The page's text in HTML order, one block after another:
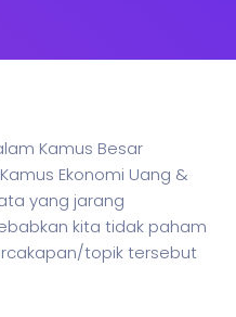
Kamus Besar
Ekonomi Uang &
yang jarang
kita tidak paham
topik tersebut